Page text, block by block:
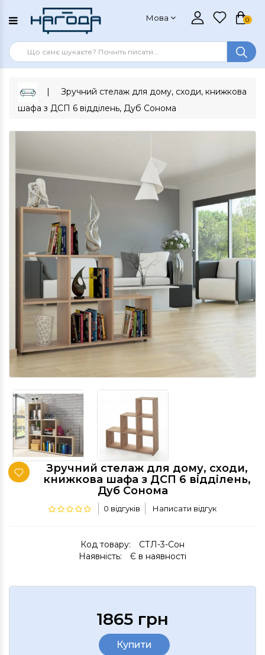
Мова 0
Зручний стелаж для дому, сходи, книжкова
шафа з ДСП 6 відділень, Дуб Сонома
Зручний стелаж для дому, сходи,
книжкова шафа з ДСП 6 відділень,
Дуб Сонома
0 відгуків Написати відгук
Код товару:
СТЛ-3-Сон
Наявність:
Є в наявності
1865 грн
Купити